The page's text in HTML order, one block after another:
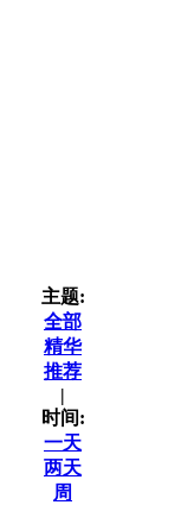
主题:
全部
精华
推荐
|
时间:
一天
两天
周